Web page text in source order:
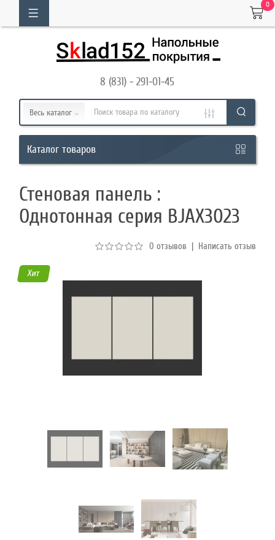
Обратный
звонок
(831)
01-
0
8 (831) - 291-01-45
Весь каталог
Каталог товаров
Стеновая панель :
Однотонная серия BJAX3023
0 отзывов | Написать отзыв
Хит